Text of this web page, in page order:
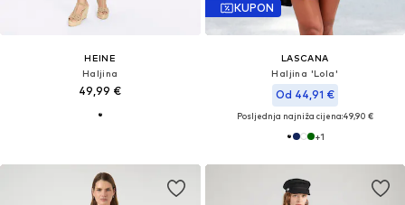
HEINE
Haljina
49,99 €
KUPON
LASCANA
Haljina 'Lola'
Od 44,91 €
Posljednja najniža cijena:49,90 €
+1